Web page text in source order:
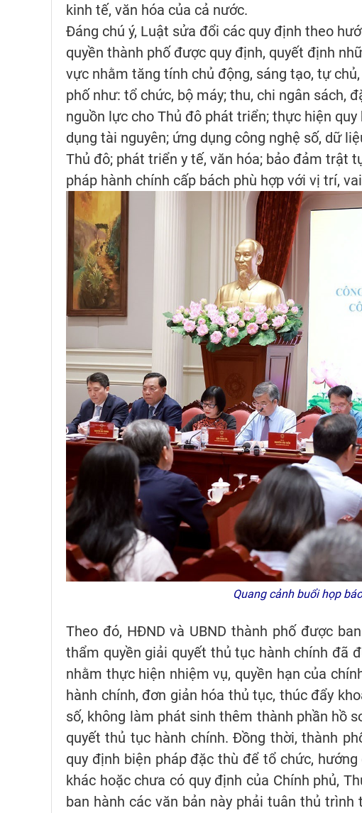
kinh tế, văn hóa của cả nước.
Đáng chú ý, Luật sửa đổi các quy định theo
quyền thành phố được quy định, quyết định
vực nhằm tăng tính chủ động, sáng tạo, tự
phố như: tổ chức, bộ máy; thu, chi ngân sách,
nguồn lực cho Thủ đô phát triển; thực hiện
dụng tài nguyên; ứng dụng công nghệ số, dữ
Thủ đô; phát triển y tế, văn hóa; bảo đảm trật
pháp hành chính cấp bách phù hợp với vị trí,
Quang cảnh buổi họp
Theo đó, HĐND và UBND thành phố được
thẩm quyền giải quyết thủ tục hành chính đã
nhằm thực hiện nhiệm vụ, quyền hạn của
hành chính, đơn giản hóa thủ tục, thúc đẩy
số, không làm phát sinh thêm thành phần hồ
quyết thủ tục hành chính. Đồng thời, thành
quy định biện pháp đặc thù để tổ chức,
khác hoặc chưa có quy định của Chính phủ,
ban hành các văn bản này phải tuân thủ